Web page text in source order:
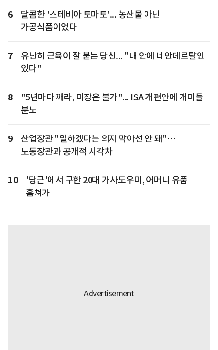
6
달콤한 '스테비아 토마토'... 농산물 아닌
가공식품이었다
7
유난히 근육이 잘 붙는 당신... "내 안에 네안데르탈인
있다"
8
"5년마다 깨라, 미장은 불가"... ISA 개편안에 개미들
분노
9
산업장관 "일하겠다는 의지 막아선 안 돼"…
노동장관과 공개적 시각차
10
'당근'에서 구한 20대 가사도우미, 어머니 유품
훔쳐가